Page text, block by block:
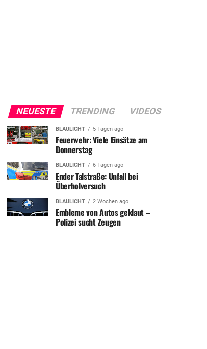
NEUESTE TRENDING VIDEOS
BLAULICHT 5 Tagen ago
Feuerwehr: Viele Einsätze am
Donnerstag
BLAULICHT 6 Tagen ago
Ender Talstraße: Unfall bei
Überholversuch
BLAULICHT 2 Wochen ago
Embleme von Autos geklaut –
Polizei sucht Zeugen